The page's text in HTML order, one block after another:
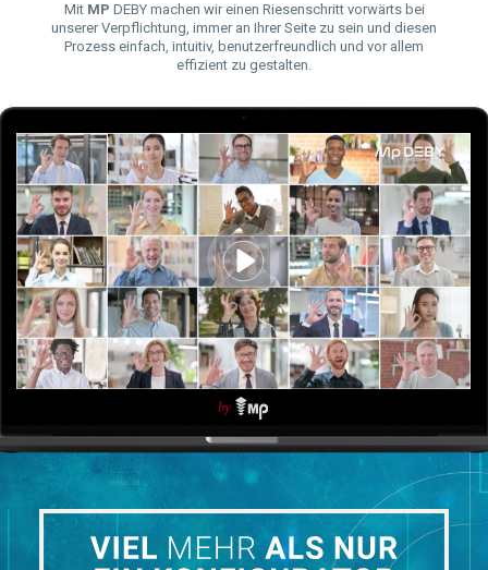
Mit MP DEBY machen wir einen Riesenschritt vorwärts bei
unserer Verpflichtung, immer an Ihrer Seite zu sein und diesen
Prozess einfach, intuitiv, benutzerfreundlich und vor allem
effizient zu gestalten.